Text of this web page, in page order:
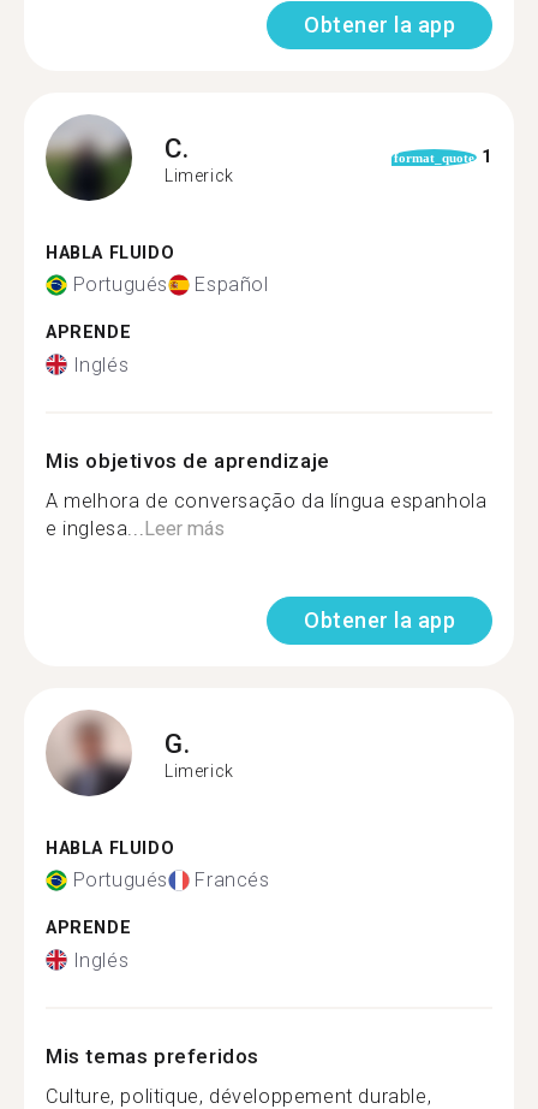
Obtener la app
C.
Limerick
format_quote 1
HABLA FLUIDO
Portugués Español
APRENDE
Inglés
Mis objetivos de aprendizaje
A melhora de conversação da língua espanhola
e inglesa... Leer más
Obtener la app
G.
Limerick
HABLA FLUIDO
Portugués Francés
APRENDE
Inglés
Mis temas preferidos
Culture, politique, développement durable,